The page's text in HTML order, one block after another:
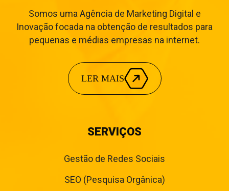
Somos uma Agência de Marketing Digital e
Inovação focada na obtenção de resultados para
pequenas e médias empresas na internet.
LER MAIS
SERVIÇOS
Gestão de Redes Sociais
SEO (Pesquisa Orgânica)